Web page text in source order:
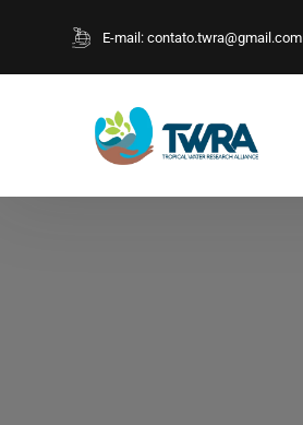
E-mail: contato.twra@gmail.com